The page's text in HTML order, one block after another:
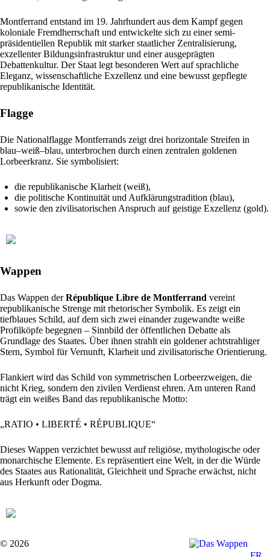
Montferrand entstand im 19. Jahrhundert aus dem Kampf gegen
koloniale Fremdherrschaft und entwickelte sich zu einer semi-
präsidentiellen Republik mit starker staatlicher Zentralisierung,
exzellenter Bildungsinfrastruktur und einer ausgeprägten
Debattenkultur. Der Staat legt besonderen Wert auf sprachliche
Eleganz, wissenschaftliche Exzellenz und eine bewusst gepflegte
republikanische Identität.
Flagge
Die Nationalflagge Montferrands zeigt drei horizontale Streifen in
blau–weiß–blau, unterbrochen durch einen zentralen goldenen
Lorbeerkranz. Sie symbolisiert:
die republikanische Klarheit (weiß),
die politische Kontinuität und Aufklärungstradition (blau),
sowie den zivilisatorischen Anspruch auf geistige Exzellenz (gold).
Wappen
Das Wappen derRépublique Libre de Montferrand vereint
republikanische Strenge mit rhetorischer Symbolik. Es zeigt ein
tiefblaues Schild, auf dem sich zwei einander zugewandte weiße
Profilköpfe begegnen – Sinnbild der öffentlichen Debatte als
Grundlage des Staates. Über ihnen strahlt ein goldener achtstrahliger
Stern, Symbol für Vernunft, Klarheit und zivilisatorische Orientierung.
Flankiert wird das Schild von symmetrischen Lorbeerzweigen, die
nicht Krieg, sondern den zivilen Verdienst ehren. Am unteren Rand
trägt ein weißes Band das republikanische Motto:
„RATIO • LIBERTÉ • RÉPUBLIQUE“
Dieses Wappen verzichtet bewusst auf religiöse, mythologische oder
monarchische Elemente. Es repräsentiert eine Welt, in der die Würde
des Staates aus Rationalität, Gleichheit und Sprache erwächst, nicht
aus Herkunft oder Dogma.
© 2026